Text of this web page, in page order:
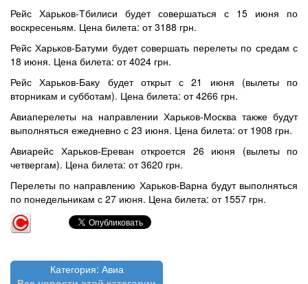
Рейс Харьков-Тбилиси будет совершаться с 15 июня по
воскресеньям. Цена билета: от 3188 грн.
Рейс Харьков-Батуми будет совершать перелеты по средам с
18 июня. Цена билета: от 4024 грн.
Рейс Харьков-Баку будет открыт с 21 июня (вылеты по
вторникам и субботам). Цена билета: от 4266 грн.
Авиаперелеты на направлении Харьков-Москва также будут
выполняться ежедневно с 23 июня. Цена билета: от 1908 грн.
Авиарейс Харьков-Ереван откроется 26 июня (вылеты по
четвергам). Цена билета: от 3620 грн.
Перелеты по направлению Харьков-Варна будут выполняться
по понедельникам с 27 июня. Цена билета: от 1557 грн.
Категория: Авиа